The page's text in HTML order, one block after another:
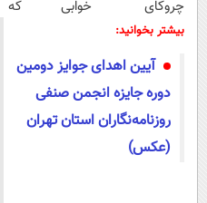
چروکای
پوستتوصاف
خوابی که
بیشتر بخوانید:
آیین اهدای جوایز دومین
دوره جایزه انجمن صنفی
روزنامه‌نگاران استان تهران
(عکس)